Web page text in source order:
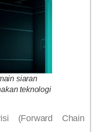
siaran
teknologi
(Forward Chain